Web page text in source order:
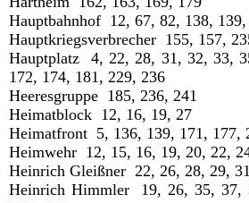
Hauptbahnhof 12, 67, 82, 138,
Hauptkriegsverbrecher 155, 157,
Hauptplatz 4, 22, 28, 31, 32, 33,
172, 174, 181, 229, 236
Heeresgruppe 185, 236, 241
Heimatblock 12, 16, 19, 27
Heimatfront 5, 136, 139, 171, 177,
Heimwehr 12, 15, 16, 19, 20, 22,
Heinrich Gleißner 22, 26, 28, 29,
Heinrich Himmler 19, 26, 35, 37,